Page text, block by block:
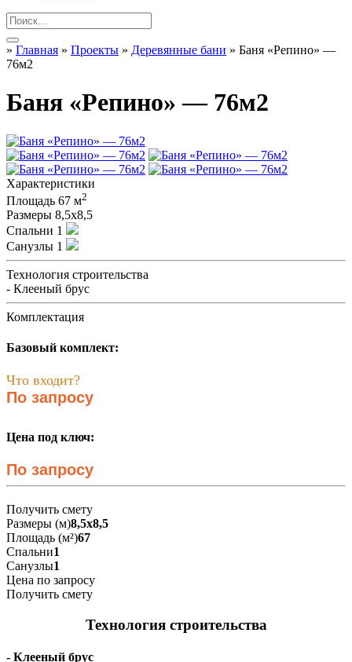
» Главная » Проекты » Деревянные бани » Баня «Репино» —
76м2
Баня «Репино» — 76м2
Характеристики
Площадь 67 м2
Размеры 8,5х8,5
Спальни 1
Санузлы 1
Технология строительства
- Клееный брус
Комплектация
Базовый комплект:
Что входит?
По запросу
Цена под ключ:
По запросу
Получить смету
Размеры (м)8,5х8,5
Площадь (м²)67
Спальни1
Санузлы1
Цена по запросу
Получить смету
Технология строительства
- Клееный брус